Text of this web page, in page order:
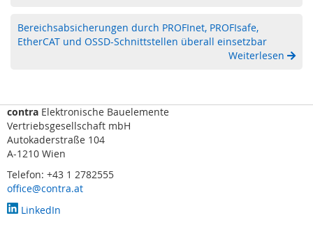
a
n
a
n
n
e
r
)
a
Bereichsabsicherungen durch PROFInet, PROFIsafe,
EtherCAT und OSSD-Schnittstellen überall einsetzbar
Weiterlesen
contra Elektronische Bauelemente
Vertriebsgesellschaft mbH
Autokaderstraße 104
A-1210 Wien
Telefon: +43 1 2782555
office@contra.at
LinkedIn